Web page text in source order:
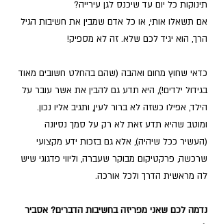
תינוקות כל יום עד שיכנס לגן עירייה?
אם תשאלו אותי, או כל אדם שמבין את חשיבות הגיל
הרך, הוא יגיד לכם שלא. זה לא מספיק!
כדאי שחוץ מחום ואהבה (שהם בהחלט חשובים מאוד
בגידול ילדים!), היא תדע גם להבין את אשר עובר על
הילד, אפילו כשזה לא ברור לעין, ותגיב אליו נכון.
ומוטב שהיא תדע זאת לא רק על סמך נסיונה
(העשיר ככל שיהיה), אלא גם בזכות ידע מקצועי
שרכשה, פרקטיקום מבוקר שעברה, וליווי פדגוגי שיש
לה מראשית הדרך ולכל אורכה.
נדמה לכם שאני מפריזה בחשיבות הדברים? אסביר